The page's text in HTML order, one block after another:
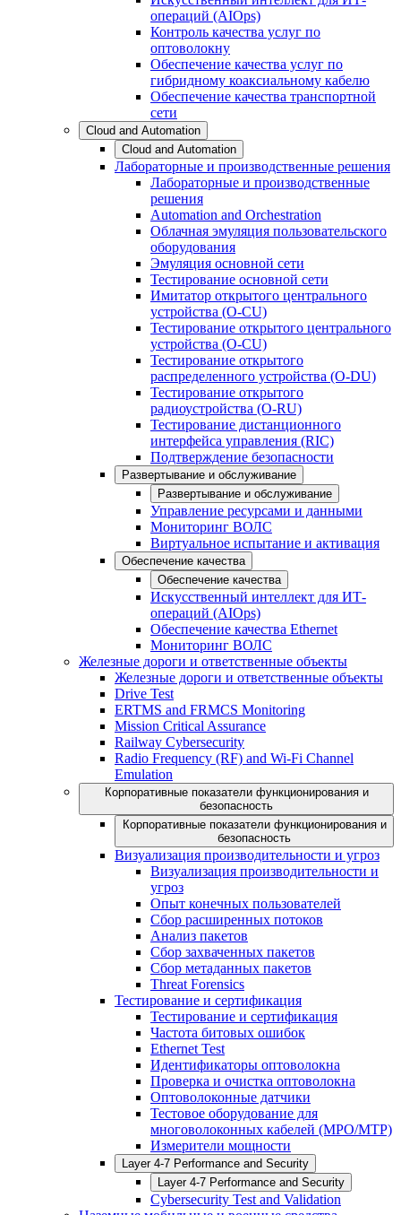
операций (AIOps)
Контроль качества услуг по
оптоволокну
Обеспечение качества услуг по
гибридному коаксиальному кабелю
Обеспечение качества транспортной
сети
Cloud and Automation
Cloud and Automation
Лабораторные и производственные решения
Лабораторные и производственные
решения
Automation and Orchestration
Облачная эмуляция пользовательского
оборудования
Эмуляция основной сети
Тестирование основной сети
Имитатор открытого центрального
устройства (O-CU)
Тестирование открытого центрального
устройства (O-CU)
Тестирование открытого
распределенного устройства (O-DU)
Тестирование открытого
радиоустройства (O-RU)
Тестирование дистанционного
интерфейса управления (RIC)
Подтверждение безопасности
Развертывание и обслуживание
Развертывание и обслуживание
Управление ресурсами и данными
Мониторинг ВОЛС
Виртуальное испытание и активация
Обеспечение качества
Обеспечение качества
Искусственный интеллект для ИТ-
операций (AIOps)
Обеспечение качества Ethernet
Мониторинг ВОЛС
Железные дороги и ответственные объекты
Железные дороги и ответственные объекты
Drive Test
ERTMS and FRMCS Monitoring
Mission Critical Assurance
Railway Cybersecurity
Radio Frequency (RF) and Wi-Fi Channel
Emulation
Корпоративные показатели функционирования и
безопасность
Корпоративные показатели функционирования и
безопасность
Визуализация производительности и угроз
Визуализация производительности и
угроз
Опыт конечных пользователей
Сбор расширенных потоков
Анализ пакетов
Сбор захваченных пакетов
Сбор метаданных пакетов
Threat Forensics
Тестирование и сертификация
Тестирование и сертификация
Частота битовых ошибок
Ethernet Test
Идентификаторы оптоволокна
Проверка и очистка оптоволокна
Оптоволоконные датчики
Тестовое оборудование для
многоволоконных кабелей (MPO/MTP)
Измерители мощности
Layer 4-7 Performance and Security
Layer 4-7 Performance and Security
Cybersecurity Test and Validation